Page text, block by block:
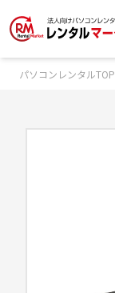
パソコンレンタルTOP